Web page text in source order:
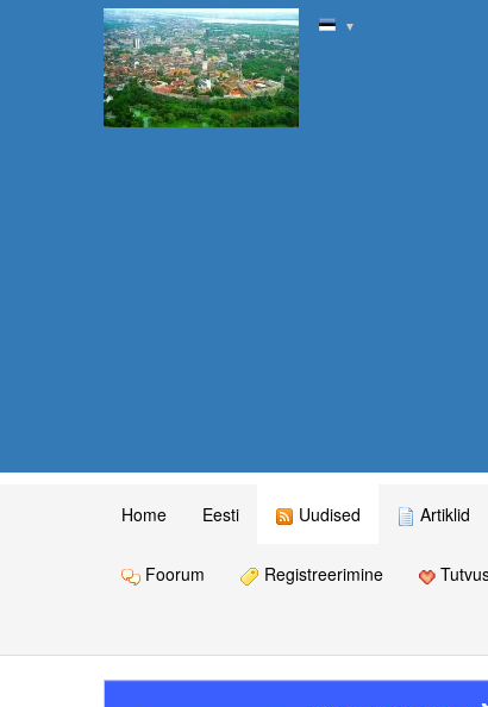
▼
Home Eesti Uudised Artiklid
Foorum Registreerimine